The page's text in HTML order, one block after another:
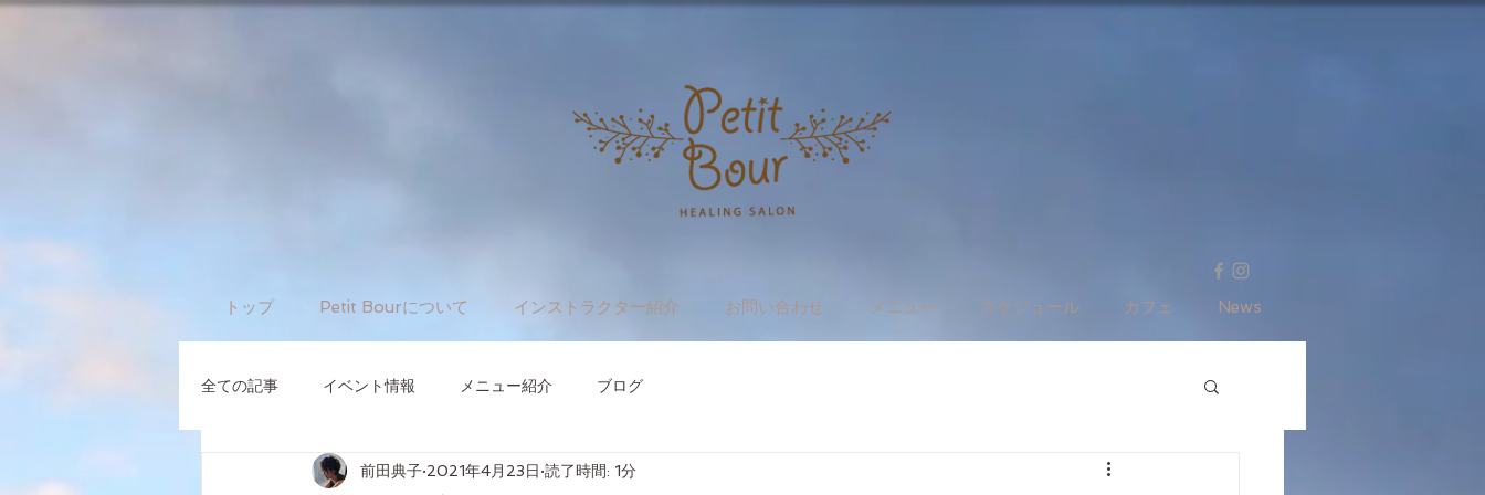
トップ Petit Bourについて インストラクター紹介 お問い合わせ メニュー スケジュール カフェ News
全ての記事 イベント情報 メニュー紹介 ブログ
前田典子 2021年4月23日 読了時間: 1分